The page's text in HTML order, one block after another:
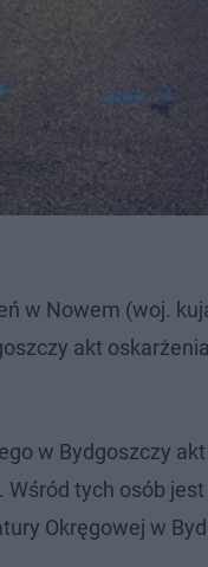
w Nowem (woj.
akt
w Bydgoszczy
Wśród tych osób
Okręgowej w